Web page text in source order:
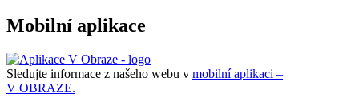
Mobilní aplikace
Sledujte informace z našeho webu v mobilní aplikaci –
V OBRAZE.